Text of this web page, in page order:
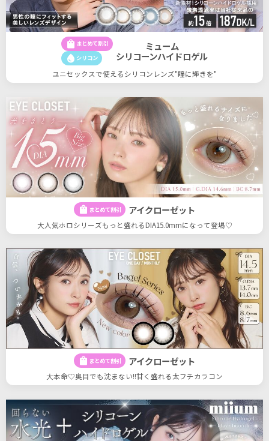
shopping_bag まとめて割引
water_drop シリコン
ミューム
シリコーンハイドロゲル
ユニセックスで使えるシリコンレンズ"瞳に輝きを"
shopping_bag まとめて割引 アイクローゼット
大人気ホロシリーズもっと盛れるDIA15.0mmになって登場♡
shopping_bag まとめて割引 アイクローゼット
大本命♡奥目でも沈まない!!甘く盛れる太フチカラコン